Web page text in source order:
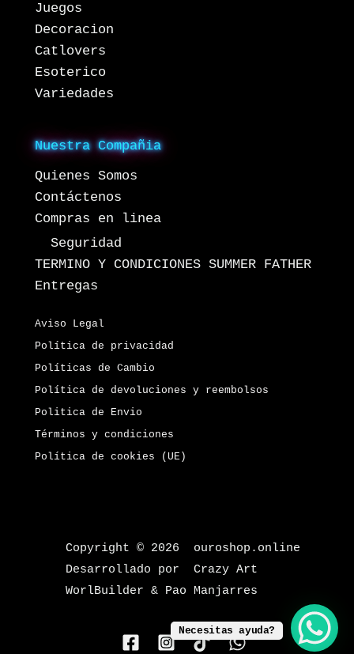
Juegos
Decoracion
Catlovers
Esoterico
Variedades
Nuestra Compañia
Quienes Somos
Contáctenos
Compras en linea
Seguridad
TERMINO Y CONDICIONES SUMMER FATHER
Entregas
Aviso Legal
Política de privacidad
Políticas de Cambio
Política de devoluciones y reembolsos
Politica de Envio
Términos y condiciones
Política de cookies (UE)
Copyright © 2026 ouroshop.online
Desarrollado por Crazy Art
WorlBuilder & Pao Manjarres
Necesitas ayuda?